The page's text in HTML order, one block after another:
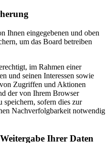
Ihnen eingegebenen und oben
um das Board betreiben
im Rahmen einer
und seinen Interessen sowie
Zugriffen und Aktionen
der von Ihrem Browser
sofern dies zur
Nachverfolgbarkeit notwendig
Ihrer Daten